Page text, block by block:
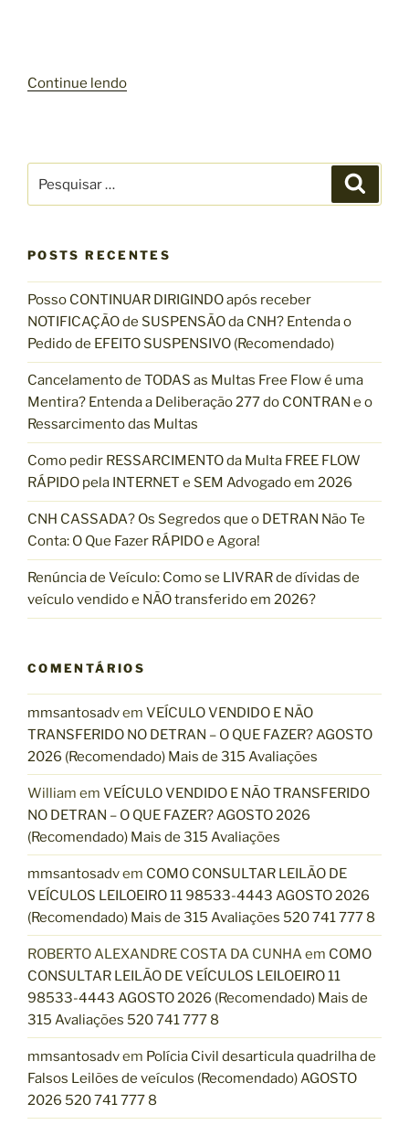
Continue lendo“
I
L
Ã
O
F
A
L
S
O
2
0
2
6
V
Í
T
I
R
E
C
U
P
E
R
A
I
N
H
E
I
R
O
(
e
c
u
i
s
a
r
p
o
r
s
r
POSTS RECENTES
Posso CONTINUAR DIRIGINDO após receber
NOTIFICAÇÃO de SUSPENSÃO da CNH? Entenda o
Pedido de EFEITO SUSPENSIVO (Recomendado)
Cancelamento de TODAS as Multas Free Flow é uma
Mentira? Entenda a Deliberação 277 do CONTRAN e o
Ressarcimento das Multas
Como pedir RESSARCIMENTO da Multa FREE FLOW
RÁPIDO pela INTERNET e SEM Advogado em 2026
CNH CASSADA? Os Segredos que o DETRAN Não Te
Conta: O Que Fazer RÁPIDO e Agora!
Renúncia de Veículo: Como se LIVRAR de dívidas de
veículo vendido e NÃO transferido em 2026?
COMENTÁRIOS
mmsantosadvem VEÍCULO VENDIDO E NÃO
TRANSFERIDO NO DETRAN – O QUE FAZER? AGOSTO
2026 (Recomendado) Mais de 315 Avaliações
William em VEÍCULO VENDIDO E NÃO TRANSFERIDO
NO DETRAN – O QUE FAZER? AGOSTO 2026
(Recomendado) Mais de 315 Avaliações
mmsantosadvem COMO CONSULTAR LEILÃO DE
VEÍCULOS LEILOEIRO 11 98533-4443 AGOSTO 2026
(Recomendado) Mais de 315 Avaliações 520 741 777 8
ROBERTO ALEXANDRE COSTA DA CUNHAem COMO
CONSULTAR LEILÃO DE VEÍCULOS LEILOEIRO 11
98533-4443 AGOSTO 2026 (Recomendado) Mais de
315 Avaliações 520 741 777 8
mmsantosadvem Polícia Civil desarticula quadrilha de
Falsos Leilões de veículos (Recomendado) AGOSTO
2026 520 741 777 8